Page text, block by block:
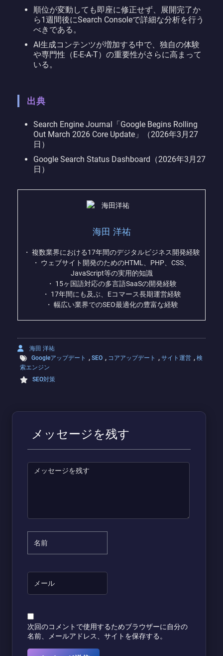
順位が変動しても即座に修正せず、展開完了か
ら1週間後にSearch Consoleで詳細な分析を行う
べきである。
AI生成コンテンツが増加する中で、独自の体験
や専門性（E-E-A-T）の重要性がさらに高まって
いる。
出典
Search Engine Journal「Google Begins Rolling
Out March 2026 Core Update」（2026年3月27
日）
Google Search Status Dashboard（2026年3月27
日）
海田 洋祐
・ 複数業界における17年間のデジタルビジネス開発経験
・ ウェブサイト開発のためのHTML、PHP、CSS、
JavaScript等の実用的知識
・ 15ヶ国語対応の多言語SaaSの開発経験
・ 17年間にも及ぶ、Eコマース長期運営経験
・ 幅広い業界でのSEO最適化の豊富な経験
海田 洋祐
Googleアップデート
, SEO , コアアップデート , サイト運営 , 検
索エンジン
SEO対策
メッセージを残す
次回のコメントで使用するためブラウザーに自分の
名前、メールアドレス、サイトを保存する。